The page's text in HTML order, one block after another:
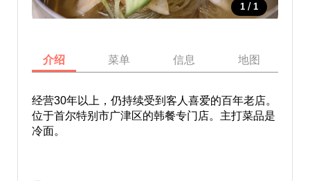
1 / 1
介绍 菜单 信息 地图
经营30年以上，仍持续受到客人喜爱的百年老店。
位于首尔特别市广津区的韩餐专门店。主打菜品是
冷面。